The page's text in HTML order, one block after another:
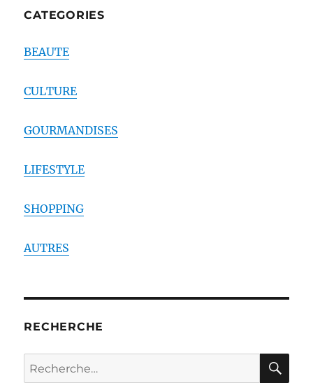
CATEGORIES
BEAUTE
CULTURE
GOURMANDISES
LIFESTYLE
SHOPPING
AUTRES
RECHERCHE
Recherche
pour :